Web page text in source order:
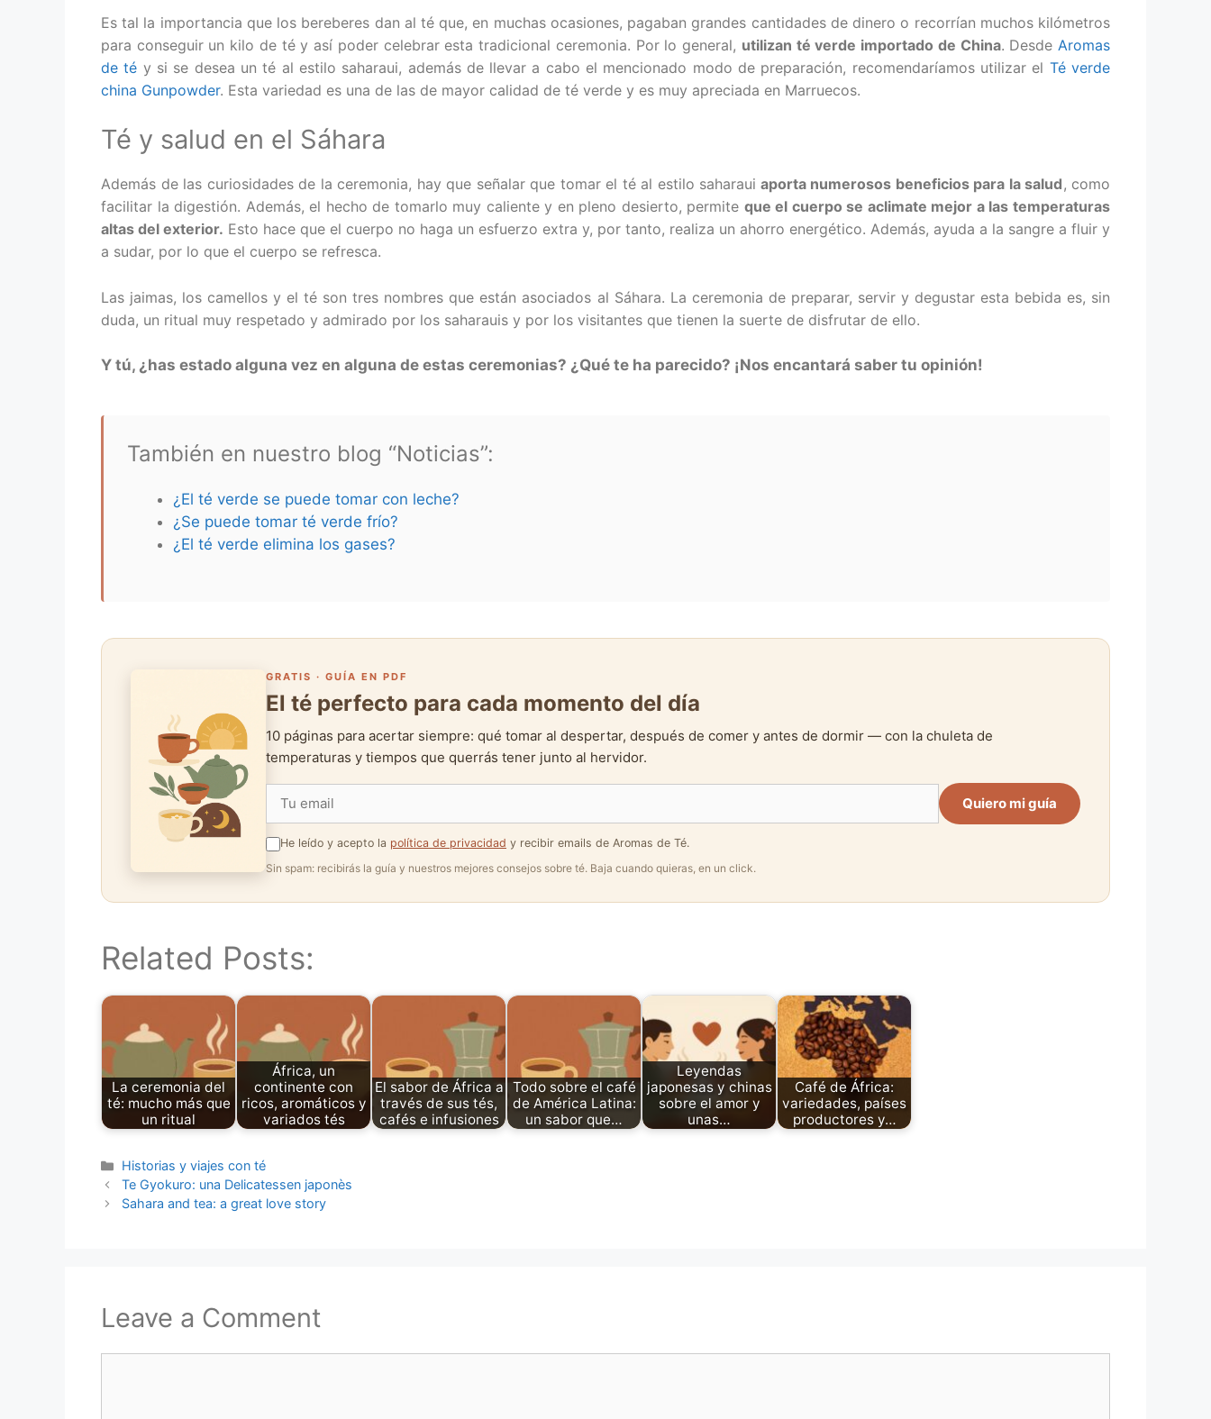
Es tal la importancia que los bereberes dan al té que, en muchas ocasiones, pagaban grandes cantidades de dinero o recorrían muchos kilómetros
para conseguir un kilo de té y así poder celebrar esta tradicional ceremonia. Por lo general, utilizan té verde importado de China. Desde Aromas
de té y si se desea un té al estilo saharaui, además de llevar a cabo el mencionado modo de preparación, recomendaríamos utilizar el Té verde
china Gunpowder. Esta variedad es una de las de mayor calidad de té verde y es muy apreciada en Marruecos.
Té y salud en el Sáhara
Además de las curiosidades de la ceremonia, hay que señalar que tomar el té al estilo saharaui aporta numerosos beneficios para la salud, como
facilitar la digestión. Además, el hecho de tomarlo muy caliente y en pleno desierto, permite que el cuerpo se aclimate mejor a las temperaturas
altas del exterior. Esto hace que el cuerpo no haga un esfuerzo extra y, por tanto, realiza un ahorro energético. Además, ayuda a la sangre a fluir y
a sudar, por lo que el cuerpo se refresca.
Las jaimas, los camellos y el té son tres nombres que están asociados al Sáhara. La ceremonia de preparar, servir y degustar esta bebida es, sin
duda, un ritual muy respetado y admirado por los saharauis y por los visitantes que tienen la suerte de disfrutar de ello.
Y tú, ¿has estado alguna vez en alguna de estas ceremonias? ¿Qué te ha parecido? ¡Nos encantará saber tu opinión!
También en nuestro blog “Noticias”:
¿El té verde se puede tomar con leche?
¿Se puede tomar té verde frío?
¿El té verde elimina los gases?
GRATIS · GUÍA EN PDF
El té perfecto para cada momento del día
10 páginas para acertar siempre: qué tomar al despertar, después de comer y antes de dormir — con la chuleta de
temperaturas y tiempos que querrás tener junto al hervidor.
Quiero mi guía
He leído y acepto la política de privacidad y recibir emails de Aromas de Té.
Sin spam: recibirás la guía y nuestros mejores consejos sobre té. Baja cuando quieras, en un click.
Related Posts:
La ceremonia del
té: mucho más que
un ritual
África, un
continente con
ricos, aromáticos y
variados tés
El sabor de África a
través de sus tés,
cafés e infusiones
Todo sobre el café
de América Latina:
un sabor que…
Leyendas
japonesas y chinas
sobre el amor y
unas…
Café de África:
variedades, países
productores y…
Categories
Historias y viajes con té
Te Gyokuro: una Delicatessen japonès
Sahara and tea: a great love story
Leave a Comment